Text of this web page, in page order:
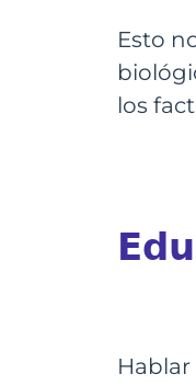
Esto
los